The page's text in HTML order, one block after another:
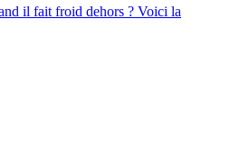
il fait froid dehors ? Voici la